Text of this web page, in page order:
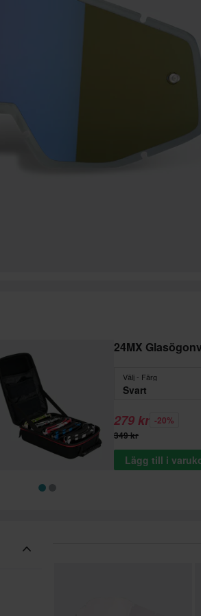
24MX
Välj - Färg
Svart
279 kr -20%
349 kr
Lägg till i